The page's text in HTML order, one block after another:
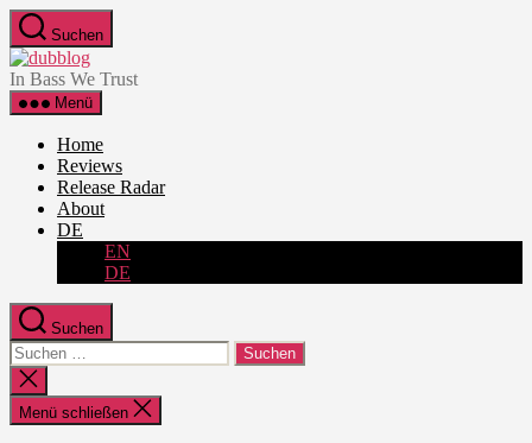
Zum
Inhalt
springen
Suchen
dubblog
In Bass We Trust
Menü
Home
Reviews
Release Radar
About
DE
EN
DE
Suchen
Suche
nach:
Suche
schließen
Menü schließen